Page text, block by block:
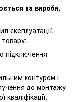
на вироби,
експлуатації,
підключення
контуром і
до монтажу
кваліфікації,